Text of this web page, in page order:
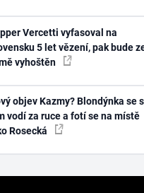
Vercetti vyfasoval na
5 let vězení, pak bude
vyhoštěn
objev Kazmy? Blondýnka se s
vodí za ruce a fotí se na místě
Rosecká